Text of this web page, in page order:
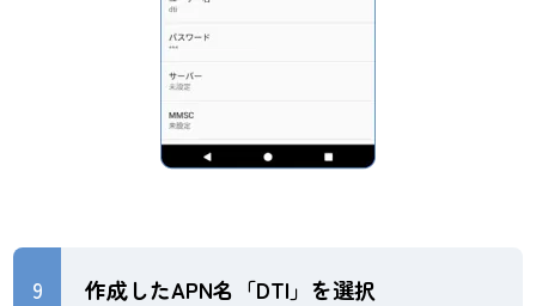
9 作成したAPN名「DTI」を選択